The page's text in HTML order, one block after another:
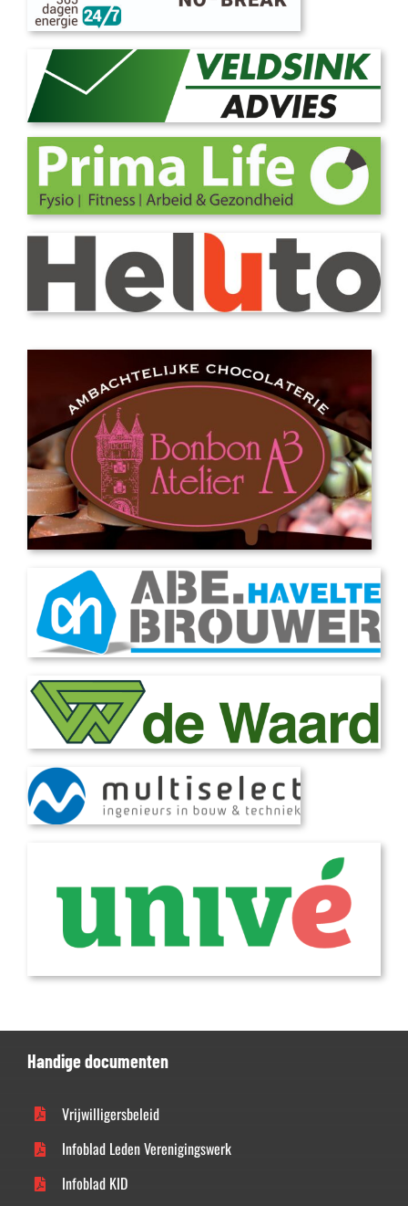
Handige documenten
Vrijwilligersbeleid
Infoblad Leden Verenigingswerk
Infoblad KID